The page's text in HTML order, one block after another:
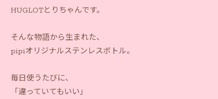
HUGLOTとりちゃんです。
そんな物語から生まれた、
pipiオリジナルステンレスボトル。
毎日使うたびに、
「違っていてもいい」